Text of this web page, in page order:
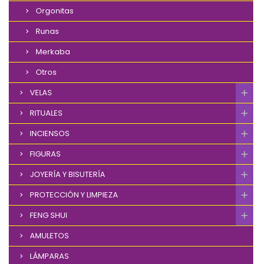
Orgonitas
Runas
Merkaba
Otros
VELAS
RITUALES
INCIENSOS
FIGURAS
JOYERÍA Y BISUTERÍA
PROTECCIÓN Y LIMPIEZA
FENG SHUI
AMULETOS
LÁMPARAS